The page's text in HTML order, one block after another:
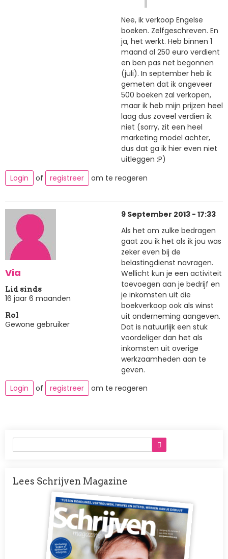
Nee, ik verkoop Engelse
boeken. Zelfgeschreven. En
ja, het werkt. Heb binnen 1
maand al 250 euro verdient
en ben pas net begonnen
(juli). In september heb ik
gemeten dat ik ongeveer
500 boeken zal verkopen,
maar ik heb mijn prijzen heel
laag dus zoveel verdien ik
niet (sorry, zit een heel
marketing model achter,
dus dat ga ik hier even niet
uitleggen :P)
Login
of registreer om te reageren
Via
Lid sinds
16 jaar 6 maanden
Rol
Gewone gebruiker
9 September 2013 - 17:33
Als het om zulke bedragen
gaat zou ik het als ik jou was
zeker even bij de
belastingdienst navragen.
Wellicht kun je een activiteit
toevoegen aan je bedrijf en
je inkomsten uit die
boekverkoop ook als winst
uit onderneming aangeven.
Dat is natuurlijk een stuk
voordeliger dan het als
inkomsten uit overige
werkzaamheden aan te
geven.
Login
of registreer om te reageren
Lees Schrijven Magazine
Afbeelding